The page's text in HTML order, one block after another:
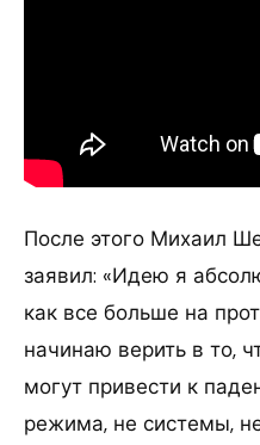
После этого Михаил
заявил: «Идею я
как все больше на
начинаю верить в то,
могут привести к
режима, не системы,